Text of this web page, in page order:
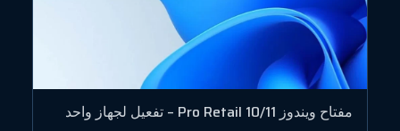
مفتاح ويندوز 10/11 Pro Retail – تفعيل لجهاز واحد